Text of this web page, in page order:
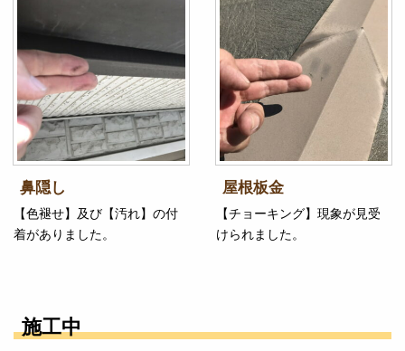
鼻隠し
【色褪せ】及び【汚れ】の付
着がありました。
屋根板金
【チョーキング】現象が見受
けられました。
施工中